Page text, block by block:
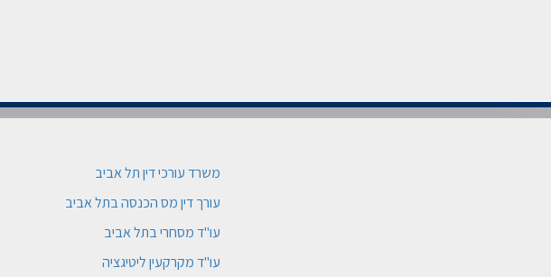
משרד עורכי דין תל אביב
עורך דין מס הכנסה בתל אביב
עו"ד מסחרי בתל אביב
עו"ד מקרקעין ליטיגציה